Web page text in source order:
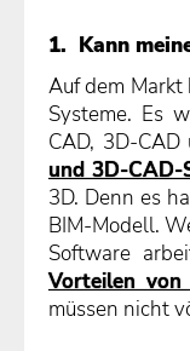
1. Kann
Auf dem Markt
Systeme. Es
CAD, 3D-
und 3D-CAD-
3D. Denn es
BIM-Modell.
Software
Vorteilen von
müssen nicht